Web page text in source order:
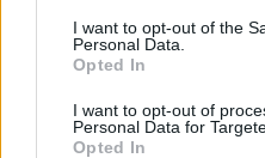
consent section.
I want to opt-out of the
Personal Data.
Opted In
I want to opt-out of
Personal Data for
Opted In
Contactos
facebook
instagram
linkedin